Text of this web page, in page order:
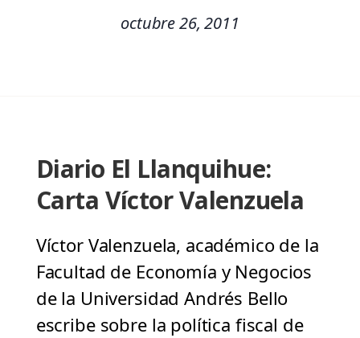
octubre 26, 2011
Diario El Llanquihue:
Carta Víctor Valenzuela
Víctor Valenzuela, académico de la
Facultad de Economía y Negocios
de la Universidad Andrés Bello
escribe sobre la política fiscal de